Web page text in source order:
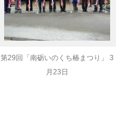
第29回「南砺いのくち椿まつり」 3
月23日